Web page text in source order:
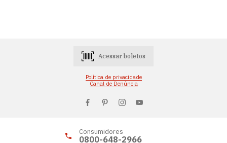
Acessar boletos
Política de privacidade
Canal de Denúncia
Consumidores
0800-648-2966